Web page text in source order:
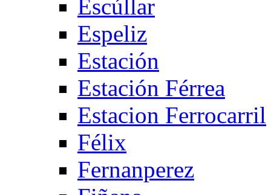
Escúllar
Espeliz
Estación
Estación Férrea
Estacion Ferrocarril
Félix
Fernanperez